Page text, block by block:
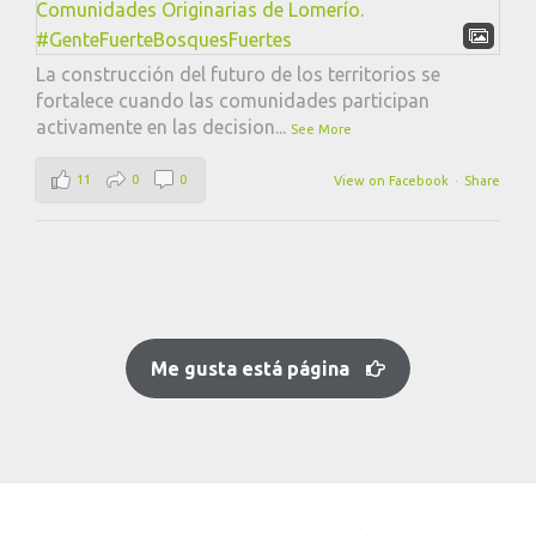
La construcción del futuro de los territorios se
fortalece cuando las comunidades participan
activamente en las decision... See More
View on Facebook · Share
11 0 0
Me gusta está página